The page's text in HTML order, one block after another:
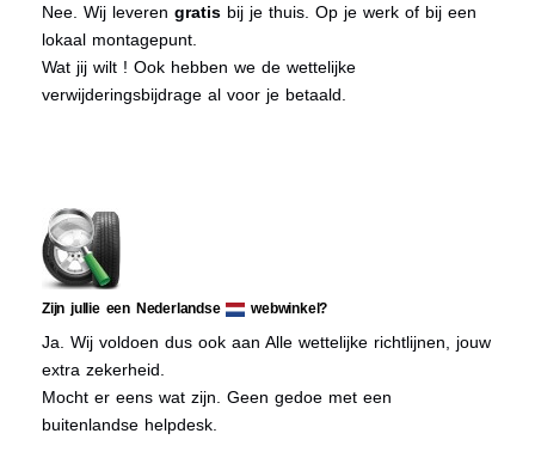
Nee. Wij leveren gratis bij je thuis. Op je werk of bij een
lokaal montagepunt.
Wat jij wilt ! Ook hebben we de wettelijke
verwijderingsbijdrage al voor je betaald.
Zijn jullie een Nederlandse webwinkel?
Ja. Wij voldoen dus ook aan Alle wettelijke richtlijnen, jouw
extra zekerheid.
Mocht er eens wat zijn. Geen gedoe met een
buitenlandse helpdesk.